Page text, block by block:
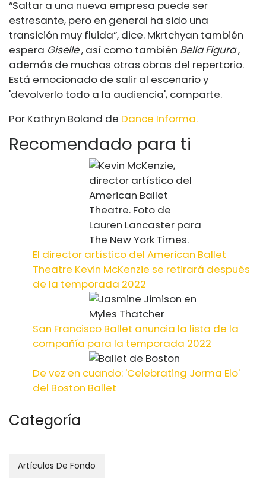
“Saltar a una nueva empresa puede ser
estresante, pero en general ha sido una
transición muy fluida”, dice. Mkrtchyan también
espera Giselle, así como también Bella Figura,
además de muchas otras obras del repertorio.
Está emocionado de salir al escenario y
'devolverlo todo a la audiencia', comparte.
Por Kathryn Boland de Dance Informa.
Recomendado para ti
El director artístico del American Ballet
Theatre Kevin McKenzie se retirará después
de la temporada 2022
San Francisco Ballet anuncia la lista de la
compañía para la temporada 2022
De vez en cuando: 'Celebrating Jorma Elo'
del Boston Ballet
Categoría
Artículos De Fondo